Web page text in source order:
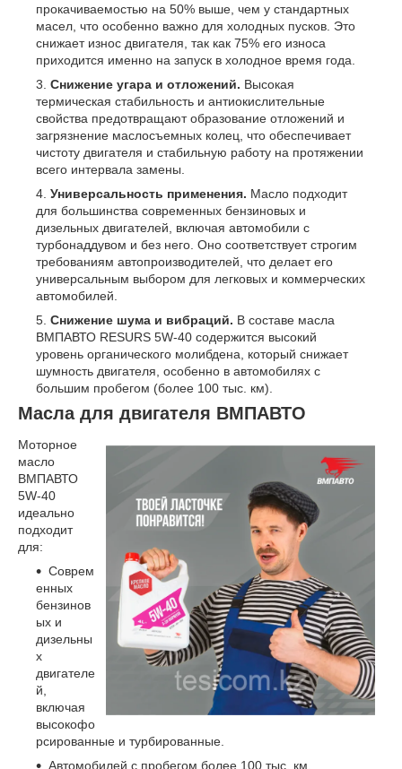
прокачиваемостью на 50% выше, чем у стандартных
масел, что особенно важно для холодных пусков. Это
снижает износ двигателя, так как 75% его износа
приходится именно на запуск в холодное время года.
Снижение угара и отложений. Высокая
термическая стабильность и антиокислительные
свойства предотвращают образование отложений и
загрязнение маслосъемных колец, что обеспечивает
чистоту двигателя и стабильную работу на протяжении
всего интервала замены.
Универсальность применения. Масло подходит
для большинства современных бензиновых и
дизельных двигателей, включая автомобили с
турбонаддувом и без него. Оно соответствует строгим
требованиям автопроизводителей, что делает его
универсальным выбором для легковых и коммерческих
автомобилей.
Снижение шума и вибраций. В составе масла
ВМПАВТО RESURS 5W-40 содержится высокий
уровень органического молибдена, который снижает
шумность двигателя, особенно в автомобилях с
большим пробегом (более 100 тыс. км).
Масла для двигателя ВМПАВТО
Моторное
масло
ВМПАВТО
5W-40
идеально
подходит
для:
Соврем
енных
бензинов
ых и
дизельны
х
двигателе
й,
включая
высокофо
рсированные и турбированные.
Автомобилей с пробегом более 100 тыс. км,